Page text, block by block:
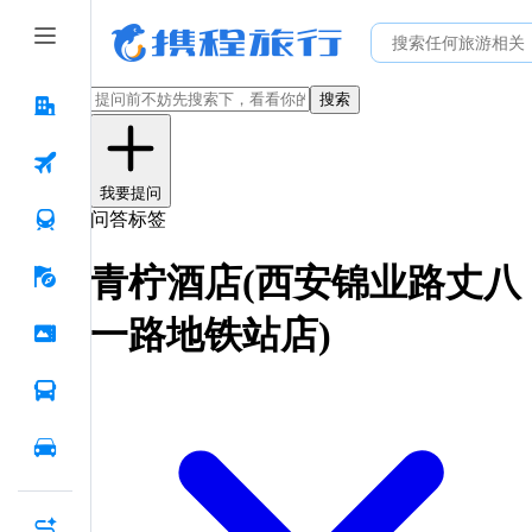
搜索
我要提问
问答标签
青柠酒店(西安锦业路丈八
一路地铁站店)